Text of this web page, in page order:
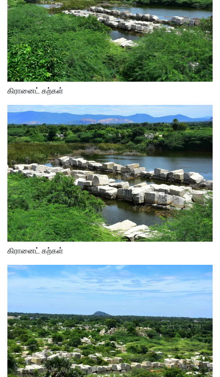
கிரானைட் கற்கள்
கிரானைட் கற்கள்